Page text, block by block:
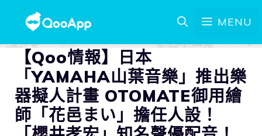
MENU
【Qoo情報】日本
「YAMAHA山葉音樂」推出樂
器擬人計畫 OTOMATE御用繪
師「花邑まい」擔任人設！